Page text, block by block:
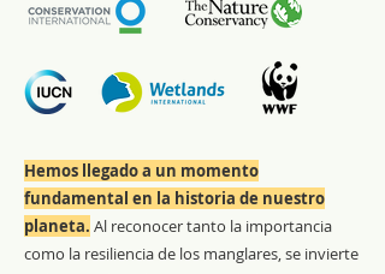
Hemos llegado a un momento
fundamental en la historia de nuestro
planeta. Al reconocer tanto la importancia
como la resiliencia de los manglares, se invierte